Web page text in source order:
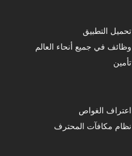
تحميل التطبيق
وظائف في جميع أنحاء العالم
تأمين
اعتراف الغواص
نظام مكافآت المحترف